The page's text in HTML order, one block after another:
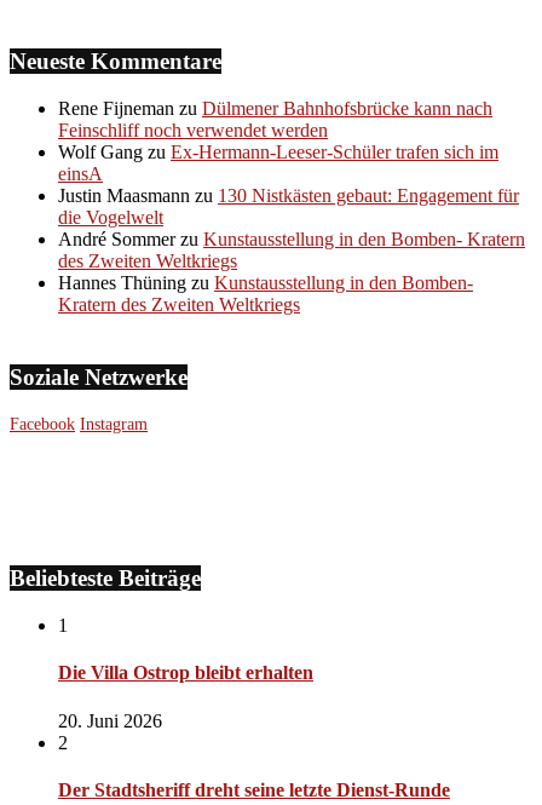
Neueste Kommentare
Rene Fijneman zu Dülmener Bahnhofsbrücke kann nach
Feinschliff noch verwendet werden
Wolf Gang zu Ex-Hermann-Leeser-Schüler trafen sich im
einsA
Justin Maasmann zu 130 Nistkästen gebaut: Engagement für
die Vogelwelt
André Sommerzu Kunstausstellung in den Bomben- Kratern
des Zweiten Weltkriegs
Hannes Thüning zu Kunstausstellung in den Bomben-
Kratern des Zweiten Weltkriegs
Soziale Netzwerke
Facebook Instagram
Beliebteste Beiträge
1
Die Villa Ostrop bleibt erhalten
20. Juni 2026
2
Der Stadtsheriff dreht seine letzte Dienst-Runde